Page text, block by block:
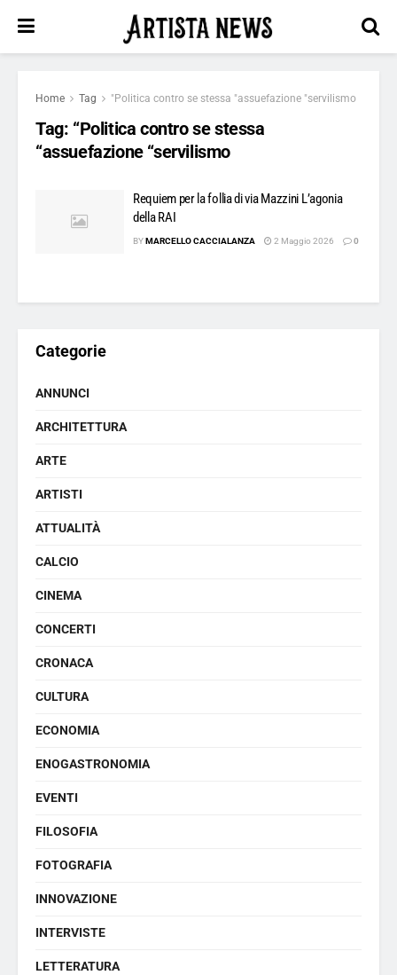
Home Tag "Politica contro se stessa "assuefazione "servilismo
Tag: “Politica contro se stessa
“assuefazione “servilismo
Requiem per la follia di via Mazzini L’agonia
della RAI
BYMARCELLO CACCIALANZA 2 Maggio 2026 0
Categorie
ANNUNCI
ARCHITETTURA
ARTE
ARTISTI
ATTUALITÀ
CALCIO
CINEMA
CONCERTI
CRONACA
CULTURA
ECONOMIA
ENOGASTRONOMIA
EVENTI
FILOSOFIA
FOTOGRAFIA
INNOVAZIONE
INTERVISTE
LETTERATURA